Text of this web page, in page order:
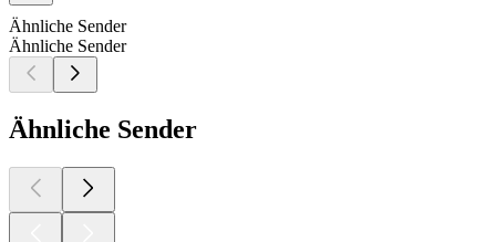
Ähnliche Sender
Ähnliche Sender
Ähnliche Sender